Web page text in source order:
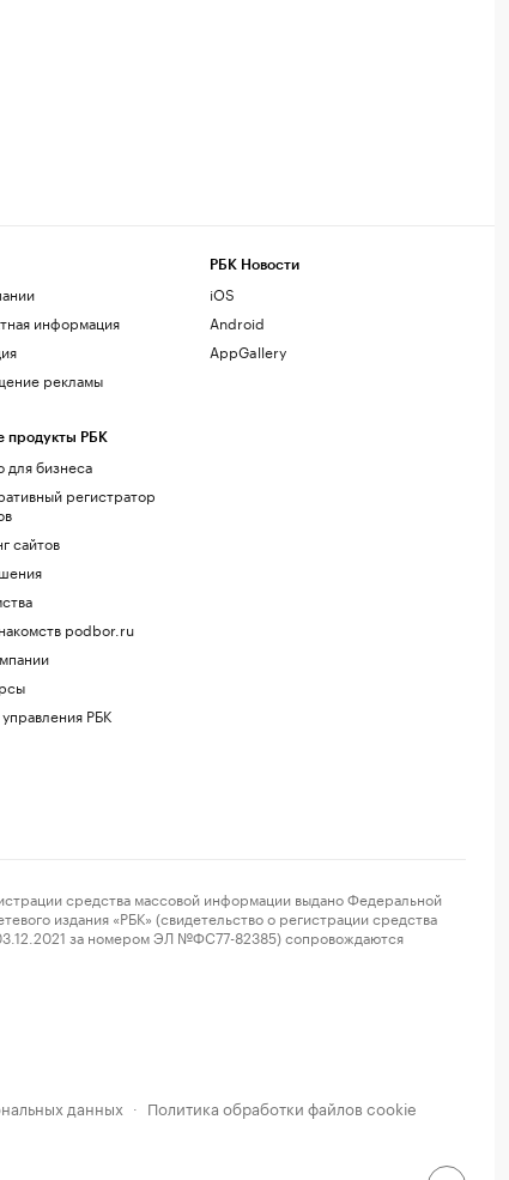
информация
рекламы
продукты РБК
для бизнеса
регистратор
сайтов
podbor.ru
РБК
РБК Новости
iOS
Android
AppGallery
средства массовой информации выдано Федеральной
издания «РБК» (свидетельство о регистрации средства
за номером ЭЛ №ФС77-82385) сопровождаются
данных · Политика обработки файлов cookie